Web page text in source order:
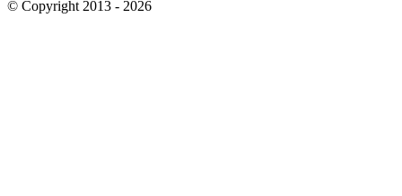
© Copyright 2013 - 2026